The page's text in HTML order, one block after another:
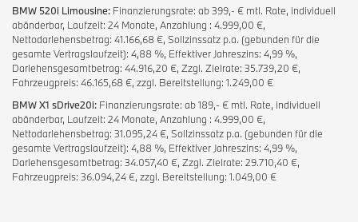
BMW 520i Limousine: Finanzierungsrate: ab 399,- € mtl. Rate, individuell
abänderbar, Laufzeit: 24 Monate, Anzahlung : 4.999,00 €,
Nettodarlehensbetrag: 41.166,68 €, Sollzinssatz p.a. (gebunden für die
gesamte Vertragslaufzeit): 4,88 %, Effektiver Jahreszins: 4,99 %,
Darlehensgesamtbetrag: 44.916,20 €, Zzgl. Zielrate: 35.739,20 €,
Fahrzeugpreis: 46.165,68 €, zzgl. Bereitstellung: 1.249,00 €
BMW X1 sDrive20i: Finanzierungsrate: ab 189,- € mtl. Rate, individuell
abänderbar, Laufzeit: 24 Monate, Anzahlung : 4.999,00 €,
Nettodarlehensbetrag: 31.095,24 €, Sollzinssatz p.a. (gebunden für die
gesamte Vertragslaufzeit): 4,88 %, Effektiver Jahreszins: 4,99 %,
Darlehensgesamtbetrag: 34.057,40 €, Zzgl. Zielrate: 29.710,40 €,
Fahrzeugpreis: 36.094,24 €, zzgl. Bereitstellung: 1.049,00 €